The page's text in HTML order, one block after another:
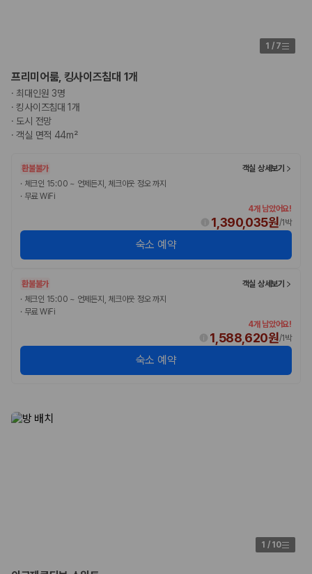
1 / 7
프리미어룸, 킹사이즈침대 1개
· 최대인원 3명
·킹사이즈침대 1개
· 도시 전망
·객실 면적 44m²
환불불가
객실 상세보기
· 체크인 15:00 ~ 언제든지, 체크아웃 정오 까지
· 무료 WiFi
4개 남았어요!
1,390,035원/1박
숙소 예약
환불불가
객실 상세보기
· 체크인 15:00 ~ 언제든지, 체크아웃 정오 까지
· 무료 WiFi
4개 남았어요!
1,588,620원/1박
숙소 예약
1 / 10